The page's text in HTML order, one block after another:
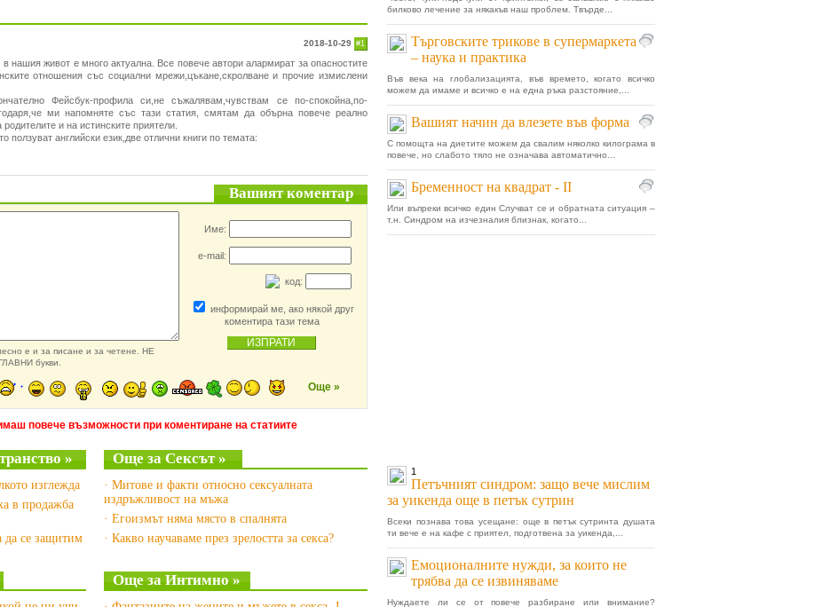
2018-10-29 #1
нашия живот е много актуална. Все повече автори алармират за опасностите
отношения със социални мрежи,цъкане,скролване и прочие измислени
Фейсбук-профила си,не съжалявам,чувствам се по-спокойна,по-
ми напомняте със тази статия, смятам да обърна повече реално
и на истинските приятели.
ползуват английски език,две отлични книги по темата:
Вашият коментар
е и за писане и за четене. НЕ
букви.
Име:
e-mail:
код:
информирай ме, ако някой друг
коментира тази тема
Още »
повече възможности при коментиране на статиите
»
изглежда
в продажба
да се защитим
Още за Сексът »
· Митове и факти относно сексуалната
издръжливост на мъжа
· Егоизмът няма място в спалнята
· Какво научаваме през зрелостта за секса?
Още за Интимно »
билково лечение за някакъв наш проблем. Твърде...
Търговските трикове в супермаркета
– наука и практика
Във века на глобализацията, във времето, когато всичко
можем да имаме и всичко е на една ръка разстояние,...
Вашият начин да влезете във форма
С помощта на диетите можем да свалим няколко килограма в
повече, но слабото тяло не означава автоматично...
Бременност на квадрат - II
Или въпреки всичко един Случват се и обратната ситуация –
т.н. Синдром на изчезналия близнак, когато...
1
Петъчният синдром: защо вече мислим
за уикенда още в петък сутрин
Всеки познава това усещане: още в петък сутринта душата
ти вече е на кафе с приятел, подготвена за уикенда,...
Емоционалните нужди, за които не
трябва да се извиняваме
Нуждаете ли се от повече разбиране или внимание?